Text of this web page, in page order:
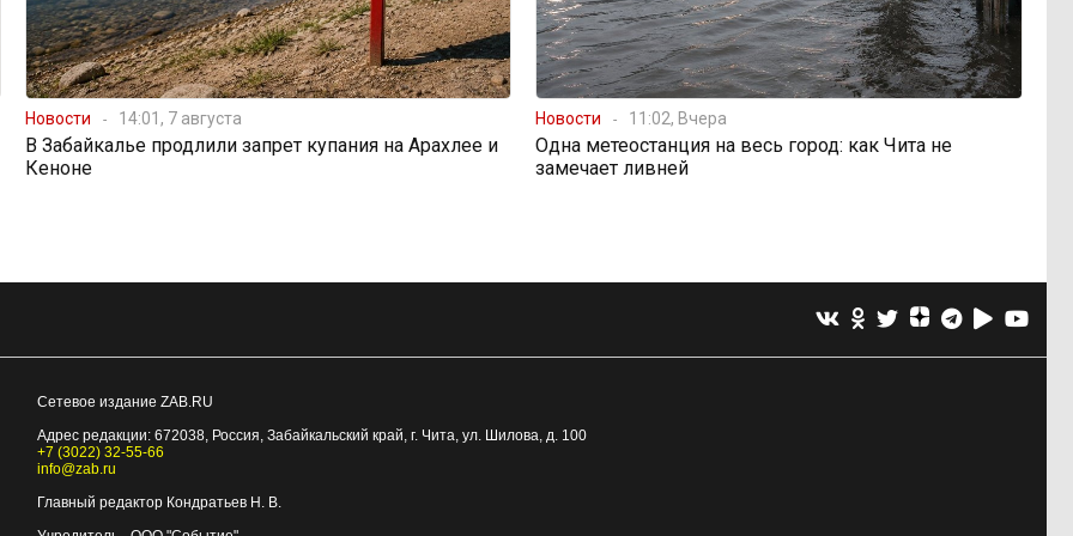
Новости 14:01, 7 августа
В Забайкалье продлили запрет купания на Арахлее и
Кеноне
Новости 11:02, Вчера
Одна метеостанция на весь город: как Чита не
замечает ливней
Сетевое издание ZAB.RU
Адрес редакции: 672038, Россия, Забайкальский край, г. Чита, ул. Шилова, д. 100
+7 (3022) 32-55-66
info@zab.ru
Главный редактор Кондратьев Н. В.